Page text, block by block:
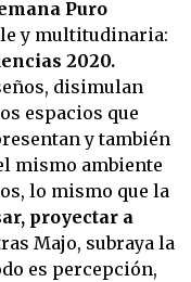
Puro
y multitudinaria:
2020.
disimulan
espacios que
y también
mismo ambiente
lo mismo que la
proyectar a
Majo, subraya la
es percepción,